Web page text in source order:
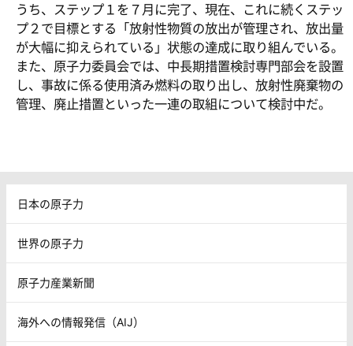
うち、ステップ１を７月に完了、現在、これに続くステッ
プ２で目標とする「放射性物質の放出が管理され、放出量
が大幅に抑えられている」状態の達成に取り組んでいる。
また、原子力委員会では、中長期措置検討専門部会を設置
し、事故に係る使用済み燃料の取り出し、放射性廃棄物の
管理、廃止措置といった一連の取組について検討中だ。
日本の原子力
世界の原子力
原子力産業新聞
海外への情報発信（AIJ）